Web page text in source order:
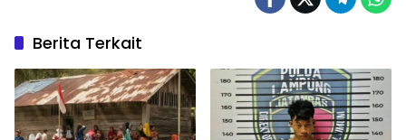
Berita Terkait